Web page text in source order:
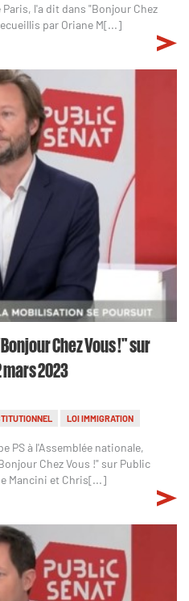
l'a dit dans "Bonjour Chez
par Oriane M[...]
Chez Vous !" sur
2023
LOI IMMIGRATION
PS à l'Assemblée nationale,
Chez Vous !" sur Public
Mancini et Chris[...]